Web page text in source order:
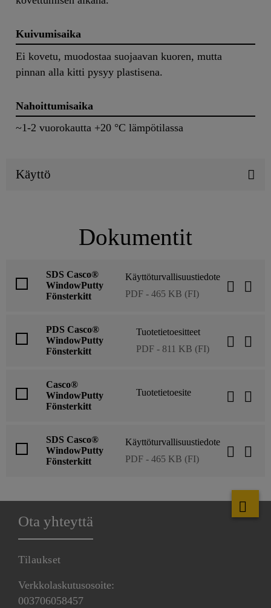
Kuivumisaika
Ei kovetu, muodostaa suojaavan kuoren, mutta
pinnan alla kitti pysyy plastisena.
Nahoittumisaika
~1-2 vuorokautta +20 °C lämpötilassa
Käyttö
Dokumentit
SDS Casco®
WindowPutty
Fönsterkitt
Käyttöturvallisuustiedote
PDF - 465 KB (FI)
PDS Casco®
WindowPutty
Fönsterkitt
Tuotetietoesitteet
PDF - 811 KB (FI)
Casco®
WindowPutty
Fönsterkitt
Tuotetietoesite
SDS Casco®
WindowPutty
Fönsterkitt
Käyttöturvallisuustiedote
PDF - 465 KB (FI)
Ota yhteyttä
Tilaukset
Verkkolaskutusosoite:
003706058457